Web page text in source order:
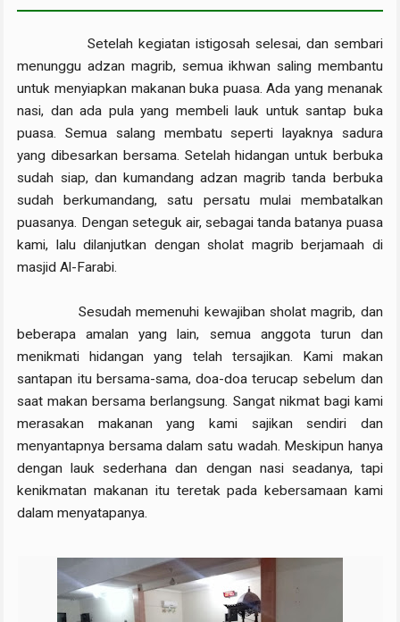
Setelah kegiatan istigosah selesai, dan sembari
menunggu adzan magrib, semua ikhwan saling membantu
untuk menyiapkan makanan buka puasa. Ada yang menanak
nasi, dan ada pula yang membeli lauk untuk santap buka
puasa. Semua salang membatu seperti layaknya sadura
yang dibesarkan bersama. Setelah hidangan untuk berbuka
sudah siap, dan kumandang adzan magrib tanda berbuka
sudah berkumandang, satu persatu mulai membatalkan
puasanya. Dengan seteguk air, sebagai tanda batanya puasa
kami, lalu dilanjutkan dengan sholat magrib berjamaah di
masjid Al-Farabi.
Sesudah memenuhi kewajiban sholat magrib, dan
beberapa amalan yang lain, semua anggota turun dan
menikmati hidangan yang telah tersajikan. Kami makan
santapan itu bersama-sama, doa-doa terucap sebelum dan
saat makan bersama berlangsung. Sangat nikmat bagi kami
merasakan makanan yang kami sajikan sendiri dan
menyantapnya bersama dalam satu wadah. Meskipun hanya
dengan lauk sederhana dan dengan nasi seadanya, tapi
kenikmatan makanan itu teretak pada kebersamaan kami
dalam menyatapanya.